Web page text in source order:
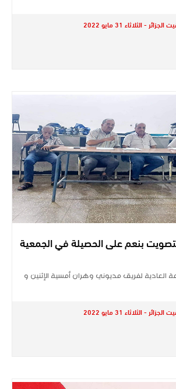
بنعم على الحصيلة في الجمعية
العادية لفريق مديوني وهران أمسية الإثنين و